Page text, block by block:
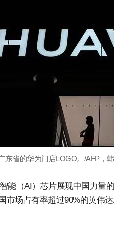
东省的华为门店LOGO。/AFP，
能（AI）芯片展现中国力量
市场占有率超过90%的英